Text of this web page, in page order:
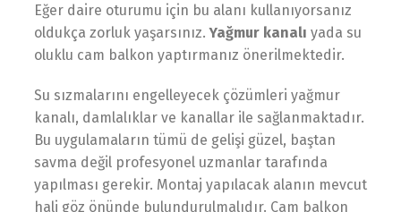
Eğer daire oturumu için bu alanı kullanıyorsanız
oldukça zorluk yaşarsınız.Yağmur kanalı yada su
oluklu cam balkon yaptırmanız önerilmektedir.
Su sızmalarını engelleyecek çözümleri yağmur
kanalı, damlalıklar ve kanallar ile sağlanmaktadır.
Bu uygulamaların tümü de gelişi güzel, baştan
savma değil profesyonel uzmanlar tarafında
yapılması gerekir. Montaj yapılacak alanın mevcut
hali göz önünde bulundurulmalıdır. Cam balkon